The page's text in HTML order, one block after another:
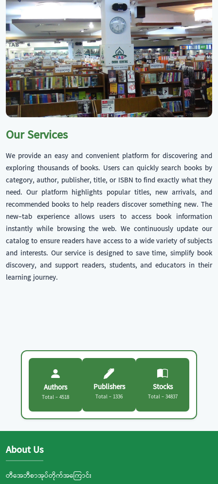
Our Services
We provide an easy and convenient platform for discovering and
exploring thousands of books. Users can quickly search books by
category, author, publisher, title, or ISBN to find exactly what they
need. Our platform highlights popular titles, new arrivals, and
recommended books to help readers discover something new. The
new-tab experience allows users to access book information
instantly while browsing the web. We continuously update our
catalog to ensure readers have access to a wide variety of subjects
and interests. Our service is designed to save time, simplify book
discovery, and support readers, students, and educators in their
learning journey.
Authors
Total - 4518
Publishers
Total - 1336
Stocks
Total - 34837
About Us
တီအေဘီစာအုပ်တိုက်အကြောင်း